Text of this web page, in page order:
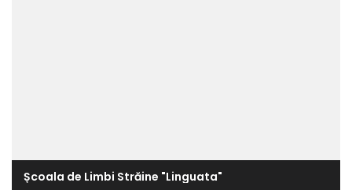
Școala de Limbi Străine "Linguata"